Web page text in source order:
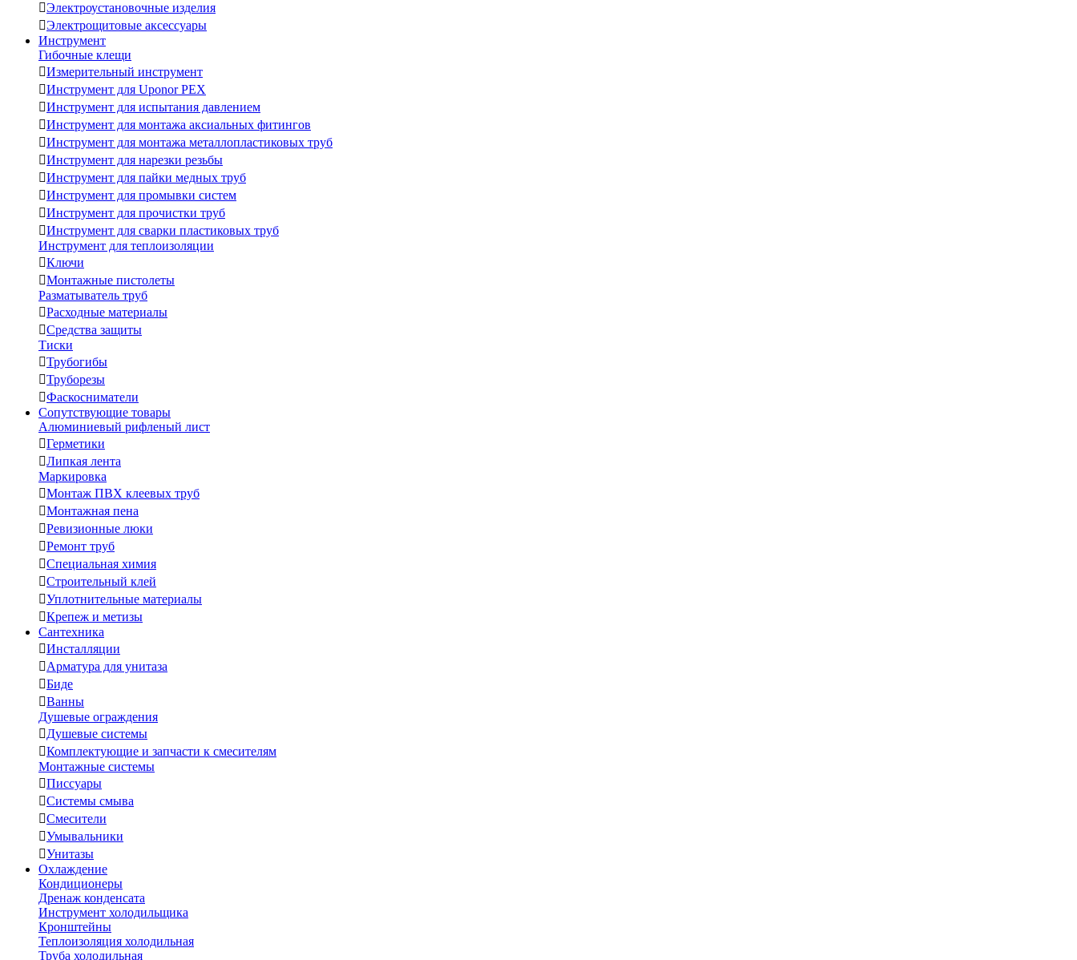
Электроустановочные изделия
Электрощитовые аксессуары
Инструмент
Гибочные клещи
Измерительный инструмент
Инструмент для Uponor PEX
Инструмент для испытания давлением
Инструмент для монтажа аксиальных фитингов
Инструмент для монтажа металлопластиковых труб
Инструмент для нарезки резьбы
Инструмент для пайки медных труб
Инструмент для промывки систем
Инструмент для прочистки труб
Инструмент для сварки пластиковых труб
Инструмент для теплоизоляции
Ключи
Монтажные пистолеты
Разматыватель труб
Расходные материалы
Средства защиты
Тиски
Трубогибы
Труборезы
Фаскосниматели
Сопутствующие товары
Алюминиевый рифленый лист
Герметики
Липкая лента
Маркировка
Монтаж ПВХ клеевых труб
Монтажная пена
Ревизионные люки
Ремонт труб
Специальная химия
Строительный клей
Уплотнительные материалы
Крепеж и метизы
Сантехника
Инсталляции
Арматура для унитаза
Биде
Ванны
Душевые ограждения
Душевые системы
Комплектующие и запчасти к смесителям
Монтажные системы
Писсуары
Системы смыва
Смесители
Умывальники
Унитазы
Охлаждение
Кондиционеры
Дренаж конденсата
Инструмент холодильщика
Кронштейны
Теплоизоляция холодильная
Труба холодильная